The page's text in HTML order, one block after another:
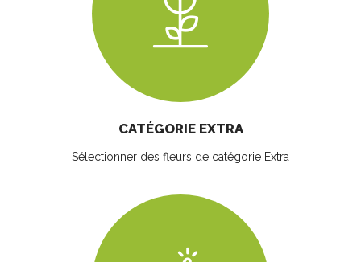
CATÉGORIE EXTRA
Sélectionner des fleurs de catégorie Extra